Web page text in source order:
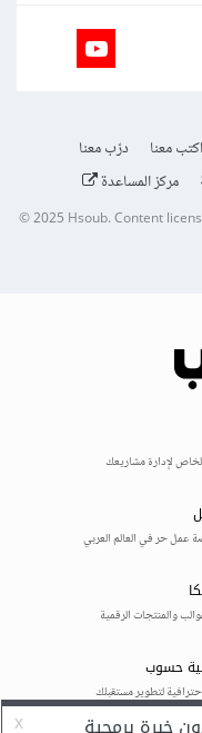
اكتب معنا
درّب معنا
مركز المساعدة
© 2025Hsoub.Content